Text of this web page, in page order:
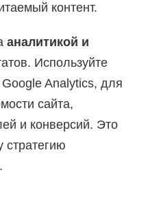
контент.
аналитикой и
Используйте
Google Analytics, для
сайта,
и конверсий. Это
стратегию